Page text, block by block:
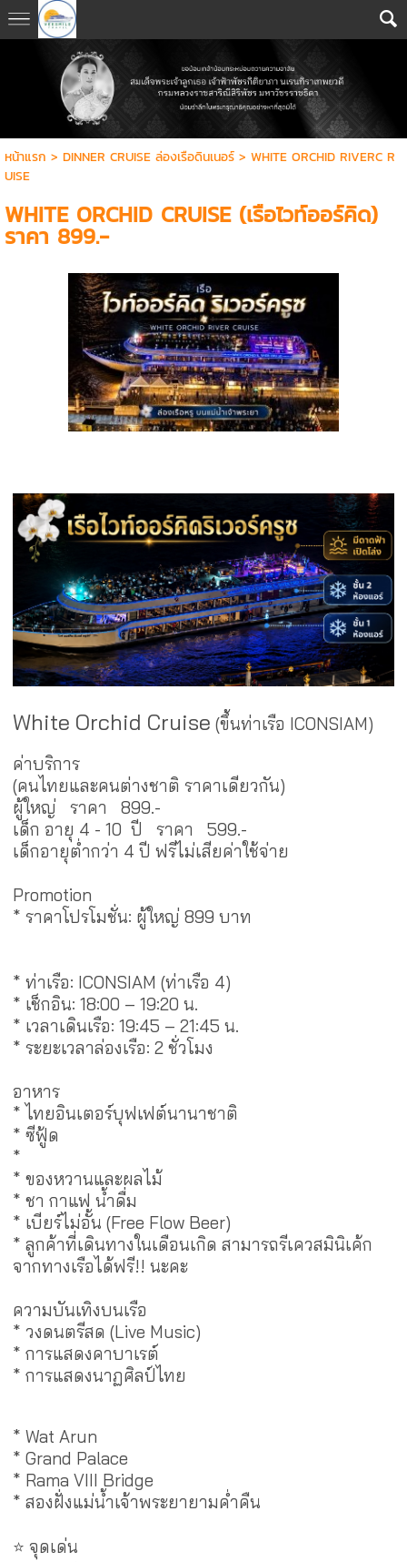
หน้าแรก > DINNER CRUISE ล่องเรือดินเนอร์> WHITE ORCHID RIVERC R
UISE
WHITE ORCHID CRUISE (เรือไวท์ออร์คิด)
ราคา 899.-
White Orchid Cruise (ขึ้นท่าเรือ ICONSIAM)
ค่าบริการ
(คนไทยและคนต่างชาติ ราคาเดียวกัน)
ผู้ใหญ่ ราคา 899.-
เด็ก อายุ 4 - 10 ปี ราคา 599.-
เด็กอายุต่ำกว่า 4 ปี ฟรีไม่เสียค่าใช้จ่าย
Promotion
* ราคาโปรโมชั่น: ผู้ใหญ่ 899 บาท
* ท่าเรือ: ICONSIAM (ท่าเรือ 4)
* เช็กอิน: 18:00 – 19:20 น.
* เวลาเดินเรือ: 19:45 – 21:45 น.
* ระยะเวลาล่องเรือ: 2 ชั่วโมง
อาหาร
* ไทยอินเตอร์บุฟเฟต์นานาชาติ
* ซีฟู้ด
*
* ของหวานและผลไม้
* ชา กาแฟ น้ำดื่ม
* เบียร์ไม่อั้น (Free Flow Beer)
* ลูกค้าที่เดินทางในเดือนเกิด สามารถรีเควสมินิเค้ก
จากทางเรือได้ฟรี!! นะคะ
ความบันเทิงบนเรือ
* วงดนตรีสด (Live Music)
* การแสดงคาบาเรต์
* การแสดงนาฏศิลป์ไทย
* Wat Arun
* Grand Palace
* Rama VIII Bridge
* สองฝั่งแม่น้ำเจ้าพระยายามค่ำคืน
⭐ จุดเด่น